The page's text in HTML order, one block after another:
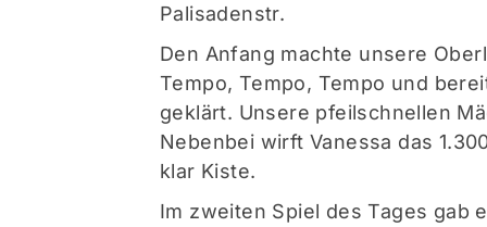
Palisadenstr.
Den Anfang machte unsere
Tempo, Tempo, Tempo und
geklärt. Unsere pfeilschnellen
Nebenbei wirft Vanessa das
klar Kiste.
Im zweiten Spiel des Tages gab